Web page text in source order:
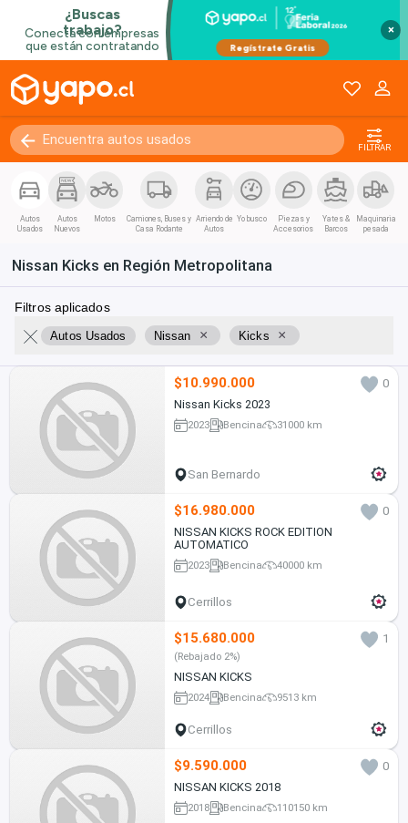
×
FILTRAR
Autos
Usados
Autos
Nuevos
Motos
Camiones, Buses y
Casa Rodante
Arriendo de
Autos
Yo busco
Piezas y
Accesorios
Yates &
Barcos
Maquinaria
pesada
Nissan Kicks en Región Metropolitana
Filtros aplicados
Autos Usados Nissan × Kicks ×
$10.990.000
0
Nissan Kicks 2023
2023 Bencina 31000 km
San Bernardo
$16.980.000
0
NISSAN KICKS ROCK EDITION
AUTOMATICO
2023 Bencina 40000 km
Cerrillos
$15.680.000 1
(Rebajado 2%)
NISSAN KICKS
2024 Bencina 9513 km
Cerrillos
$9.590.000
0
NISSAN KICKS 2018
2018 Bencina 110150 km